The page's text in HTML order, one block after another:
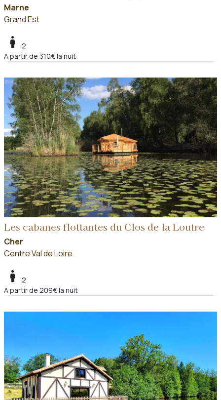
Marne
Grand Est
boy
2
A partir de 310€ la nuit
Les cabanes flottantes du Clos de la Loutre
Cher
Centre Val de Loire
boy
2
A partir de 209€ la nuit